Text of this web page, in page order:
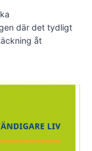
där det tydligt
åt